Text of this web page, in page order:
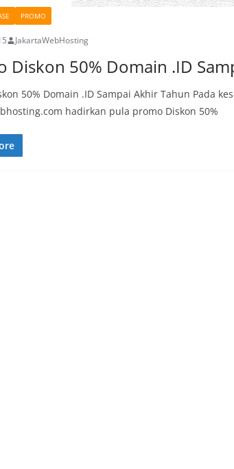
PROMO
JakartaWebHosting
Diskon 50% Domain .ID
50% Domain .ID Sampai Akhir Tahun Pada
hadirkan pula promo Diskon 50%